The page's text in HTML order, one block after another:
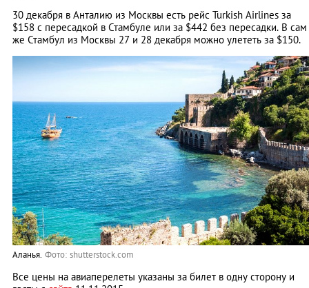
30 декабря в Анталию из Москвы есть рейс Turkish Airlines за
$158 с пересадкой в Стамбуле или за $442 без пересадки. В сам
же Стамбул из Москвы 27 и 28 декабря можно улететь за $150.
Аланья. Фото: shutterstock.com
Все цены на авиаперелеты указаны за билет в одну сторону и